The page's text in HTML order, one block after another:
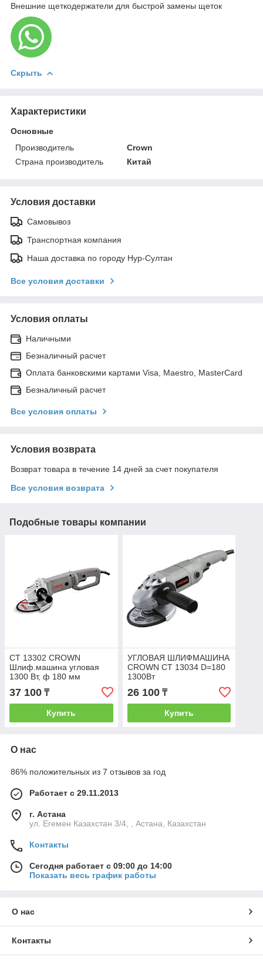
Внешние щеткодержатели для быстрой замены щеток
Скрыть
Характеристики
Основные
Производитель
Crown
Страна производитель
Китай
Условия доставки
Самовывоз
Транспортная компания
Наша доставка по городу Нур-Султан
Все условия доставки
Условия оплаты
Наличными
Безналичный расчет
Оплата банковскими картами Visa, Maestro, MasterCard
Безналичный расчет
Все условия оплаты
Условия возврата
Возврат товара в течение 14 дней за счет покупателя
Все условия возврата
Подобные товары компании
СТ 13302 CROWN
Шлиф.машина угловая
1300 Вт, ф 180 мм
37 100 ₸
Купить
УГЛОВАЯ ШЛИФМАШИНА
CROWN CT 13034 D=180
1300Вт
26 100₸
Купить
О нас
86% положительных из 7 отзывов за год
Работает с 29.11.2013
г. Астана
ул. Егемен Казахстан 3/4, , Астана, Казахстан
Контакты
Сегодня работает с 09:00 до 14:00
Показать весь график работы
О нас
Контакты